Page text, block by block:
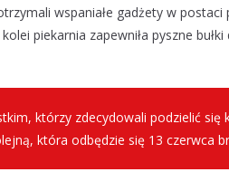
wspaniałe gadżety w
piekarnia zapewniła pyszne
którzy zdecydowali podzielić się
która odbędzie się 13 czerwca